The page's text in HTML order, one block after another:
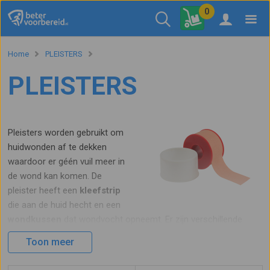
0
Home PLEISTERS
PLEISTERS
Pleisters worden gebruikt om
huidwonden af te dekken
waardoor er géén vuil meer in
de wond kan komen. De
pleister heeft een kleefstrip
die aan de huid hecht en een
soorten pleisters verkrijgbaar zoals de eilandpleister,
vingerpleister en blauwe pleister. Erg handig zijn de
Toon meer